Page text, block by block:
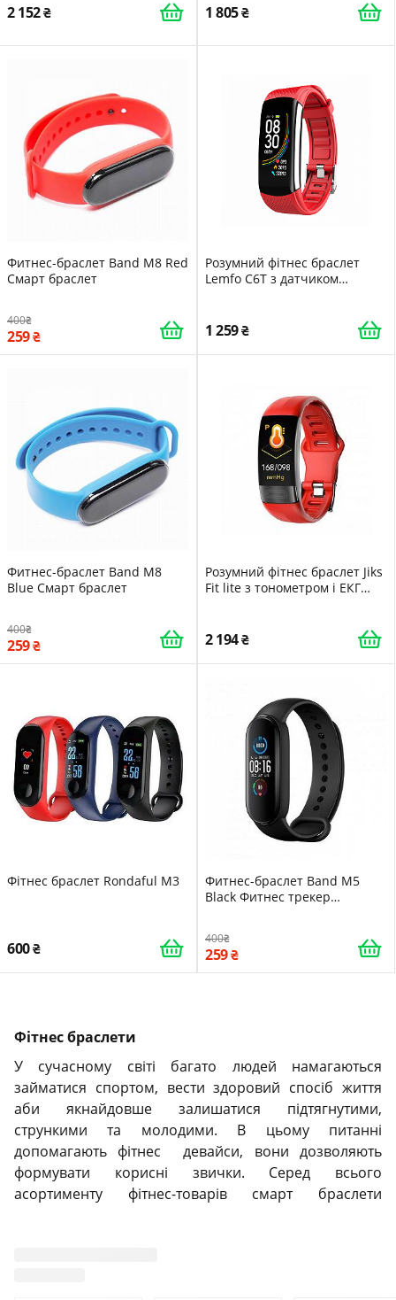
2 152
повідомлення, педометр,
водонепроникність 5ATM
1 805
Фитнес-браслет Band M8 Red
Смарт браслет
400
259
Розумний фітнес браслет
Lemfo C6T з датчиком
1 259
Фитнес-браслет Band M8
Blue Смарт браслет
400
259
Розумний фітнес браслет Jiks
Fit lite з тонометром і ЕКГ
2 194
Фітнес браслет Rondaful M3
600
Фитнес-браслет Band M5
Black Фитнес трекер
400
259
Фітнес браслети
У сучасному світі багато людей намагаються
займатися спортом, вести здоровий спосіб життя
аби якнайдовше залишатися підтягнутими,
стрункими та молодими. В цьому питанні
допомагають фітнес девайси, вони дозволяють
формувати корисні звички. Серед всього
асортименту фітнес-товарів смарт браслети